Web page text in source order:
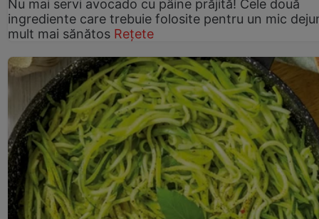
Nu mai servi avocado cu pâine prăjită! Cele două
ingrediente care trebuie folosite pentru un mic
mult mai sănătos Rețete